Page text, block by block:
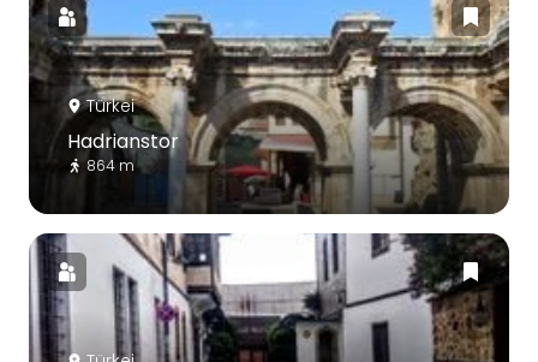
Türkei
Hadrianstor
864 m